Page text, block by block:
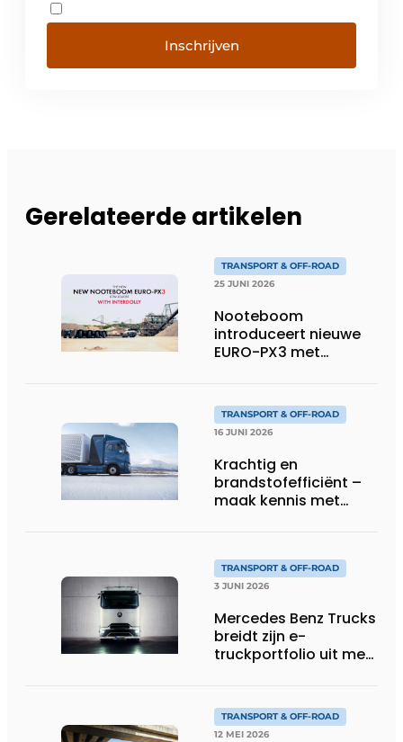
Inschrijven
Gerelateerde artikelen
TRANSPORT & OFF-ROAD
25 JUNI 2026
Nooteboom
introduceert nieuwe
EURO-PX3 met
flexibiliteit in speciaal
transport
TRANSPORT & OFF-ROAD
16 JUNI 2026
Krachtig en
brandstofefficiënt –
maak kennis met
TRANSPORT & OFF-ROAD
3 JUNI 2026
Mercedes Benz Trucks
breidt zijn e-
truckportfolio uit met
TRANSPORT & OFF-ROAD
12 MEI 2026